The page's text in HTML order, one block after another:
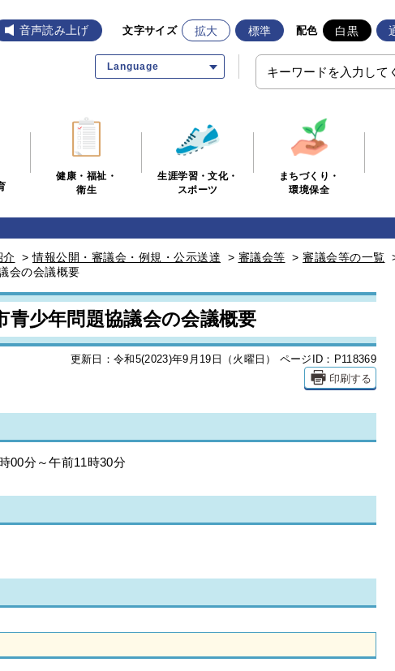
音声読み上げ 文字サイズ 拡大 標準 配色 白黒
Language
健康・福祉・
衛生
生涯学習・文化・
スポーツ
まちづくり・
環境保全
介 >情報公開・審議会・例規・公示送達 > 審議会等 > 審議会等の一覧
会の会議概要
青少年問題協議会の会議概要
更新日：令和5(2023)年9月19日（火曜日） ページID：P118369
印刷する
00分～午前11時30分